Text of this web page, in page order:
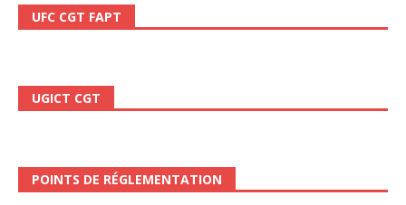
UFC CGT FAPT
UGICT CGT
POINTS DE RÉGLEMENTATION